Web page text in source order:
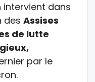
intervient dans
des Assises
de lutte
par le